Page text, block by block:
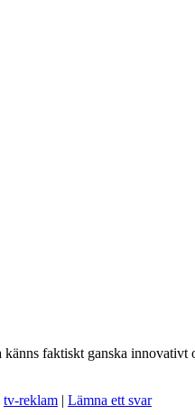
faktiskt ganska
tv-reklam | Lämna ett svar